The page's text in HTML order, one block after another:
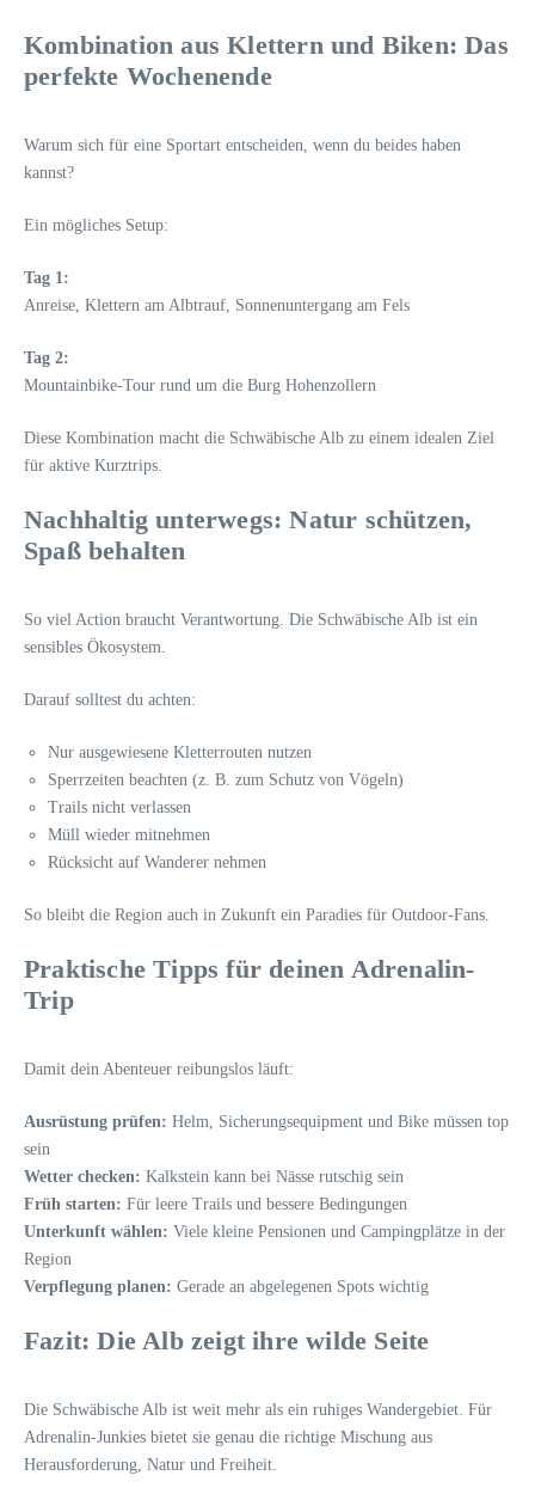
Kombination aus Klettern und Biken: Das
perfekte Wochenende
Warum sich für eine Sportart entscheiden, wenn du beides haben
kannst?
Ein mögliches Setup:
Tag 1:
Anreise, Klettern am Albtrauf, Sonnenuntergang am Fels
Tag 2:
Mountainbike-Tour rund um die Burg Hohenzollern
Diese Kombination macht die Schwäbische Alb zu einem idealen Ziel
für aktive Kurztrips.
Nachhaltig unterwegs: Natur schützen,
Spaß behalten
So viel Action braucht Verantwortung. Die Schwäbische Alb ist ein
sensibles Ökosystem.
Darauf solltest du achten:
Nur ausgewiesene Kletterrouten nutzen
Sperrzeiten beachten (z. B. zum Schutz von Vögeln)
Trails nicht verlassen
Müll wieder mitnehmen
Rücksicht auf Wanderer nehmen
So bleibt die Region auch in Zukunft ein Paradies für Outdoor-Fans.
Praktische Tipps für deinen Adrenalin-
Trip
Damit dein Abenteuer reibungslos läuft:
Ausrüstung prüfen: Helm, Sicherungsequipment und Bike müssen top
sein
Wetter checken: Kalkstein kann bei Nässe rutschig sein
Früh starten: Für leere Trails und bessere Bedingungen
Unterkunft wählen: Viele kleine Pensionen und Campingplätze in der
Region
Verpflegung planen: Gerade an abgelegenen Spots wichtig
Fazit: Die Alb zeigt ihre wilde Seite
Die Schwäbische Alb ist weit mehr als ein ruhiges Wandergebiet. Für
Adrenalin-Junkies bietet sie genau die richtige Mischung aus
Herausforderung, Natur und Freiheit.